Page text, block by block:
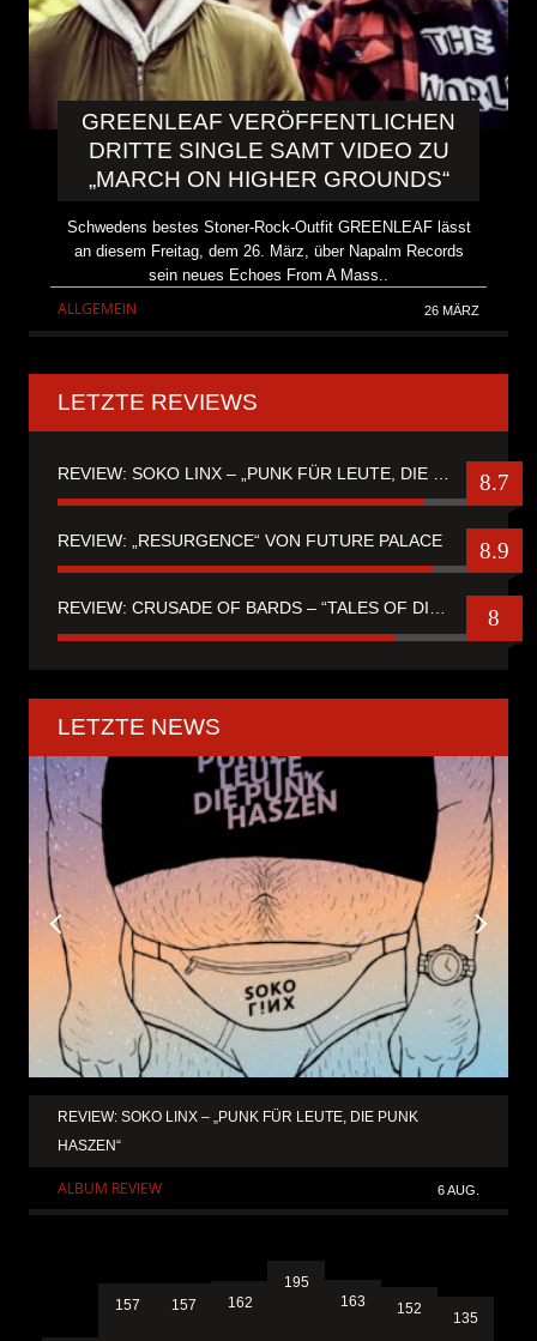
GREENLEAF VERÖFFENTLICHEN
DRITTE SINGLE SAMT VIDEO ZU
„MARCH ON HIGHER GROUNDS“
Schwedens bestes Stoner-Rock-Outfit GREENLEAF lässt
an diesem Freitag, dem 26. März, über Napalm Records
sein neues Echoes From A Mass..
ALLGEMEIN 26 MÄRZ
LETZTE REVIEWS
8.7
REVIEW: „RESURGENCE“ VON FUTURE PALACE 8.9
REVIEW: CRUSADE OF BARDS – “TALES OF DISTANT WORLDS“ 8
LETZTE NEWS
REVIEW: SOKO LINX – „PUNK FÜR LEUTE, DIE PUNK
HASZEN“
ALBUM REVIEW 6 AUG.
157 157 162
195
163 152
135